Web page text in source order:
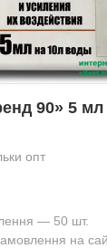
90» 5 мл
опт
— 50 шт.
на